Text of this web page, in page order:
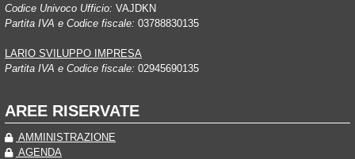
Codice Univoco Ufficio: VAJDKN
Partita IVA e Codice fiscale: 03788830135
LARIO SVILUPPO IMPRESA
Partita IVA e Codice fiscale: 02945690135
AREE RISERVATE
AMMINISTRAZIONE
AGENDA